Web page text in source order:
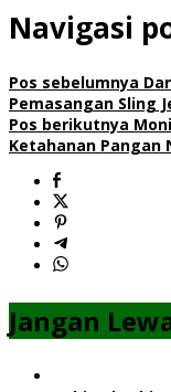
Navigasi
Pos sebelumnya
Pemasangan Sling
Pos berikutnya
Ketahanan Pangan
Jangan